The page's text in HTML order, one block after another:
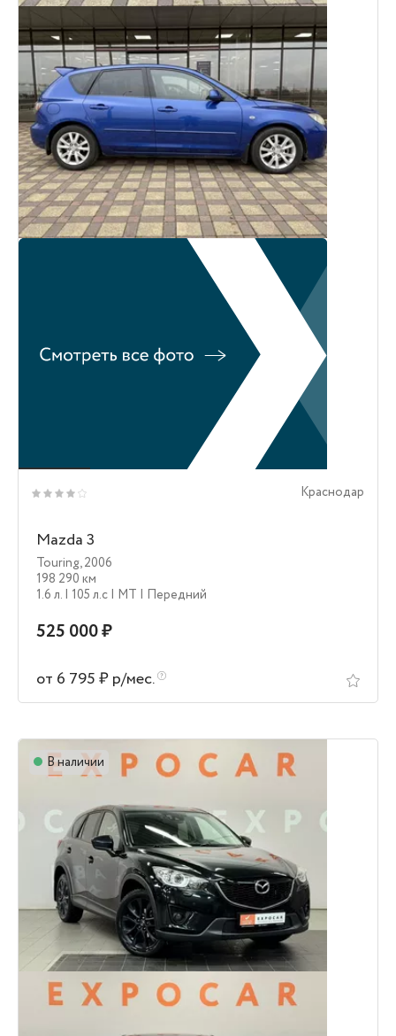
Краснодар
Mazda 3
Touring,2006
198 290 км
1.6 л. | 105 л.c | MT | Передний
525 000 ₽
от 6 795 ₽ р/мес.
В наличии